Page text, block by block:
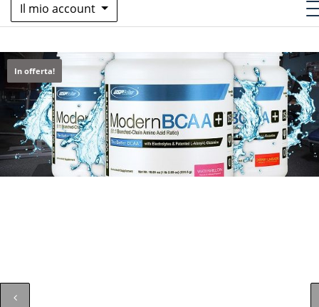
Il mio account
In offerta!